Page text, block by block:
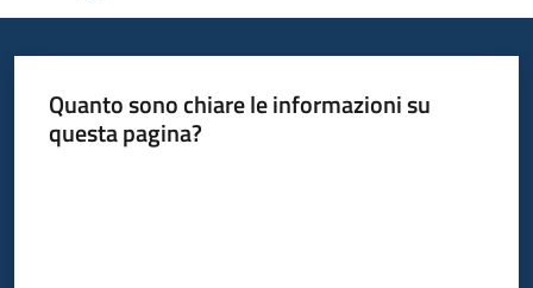
Quanto sono chiare le informazioni su
questa pagina?